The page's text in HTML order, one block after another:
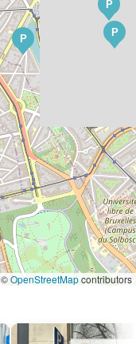
P
P
P
©OpenStreetMapcontributors